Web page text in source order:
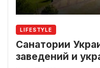
LIFESTYLE
Санатории
заведений и